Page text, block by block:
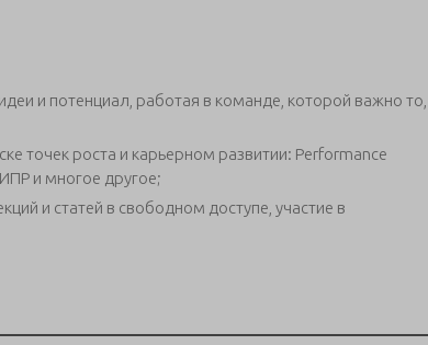
и потенциал, работая в команде, которой важно то,
точек роста и карьерном развитии: Performance
и многое другое;
и статей в свободном доступе, участие в